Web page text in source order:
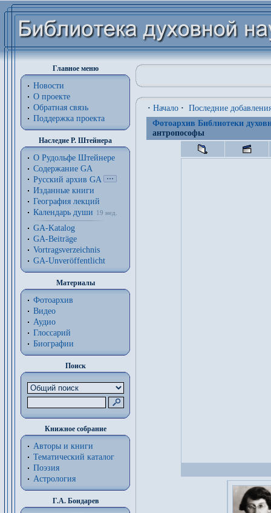
Главное меню
Новости
О проекте
Обратная связь
Поддержка проекта
Наследие Р. Штейнера
О Рудольфе Штейнере
Содержание GA
Русский архив GA
Изданные книги
География лекций
Календарь души
19 нед.
GA-Katalog
GA-Beiträge
Vortragsverzeichnis
GA-Unveröffentlicht
Материалы
Фотоархив
Видео
Аудио
Глоссарий
Биографии
Поиск
Книжное собрание
Авторы и книги
Тематический каталог
Поэзия
Астрология
Г.А. Бондарев
· Начало · Последние
Фотоархив Библиотеки
антропософы